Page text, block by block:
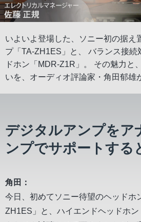
いよいよ登場した、ソニー初の据え
プ「TA-ZH1ES」と、
バランス接続
ドホン「MDR-Z1R」。
その魅力と
いを、オーディオ評論家・角田郁雄
デジタルアンプをア
ンプでサポートする
角田：
今日、初めてソニー待望のヘッドホ
ZH1ES」と、ハイエンドヘッドホ